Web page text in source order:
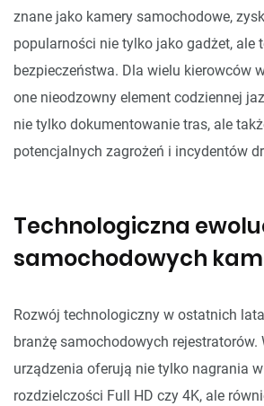
znane jako kamery samochodowe,
popularności nie tylko jako gadżet, ale
bezpieczeństwa. Dla wielu kierowców
one nieodzowny element codziennej
nie tylko dokumentowanie tras, ale
potencjalnych zagrożeń i incydentów
Technologiczna
samochodowych
Rozwój technologiczny w ostatnich
branżę samochodowych rejestratorów.
urządzenia oferują nie tylko nagrania
rozdzielczości Full HD czy 4K, ale